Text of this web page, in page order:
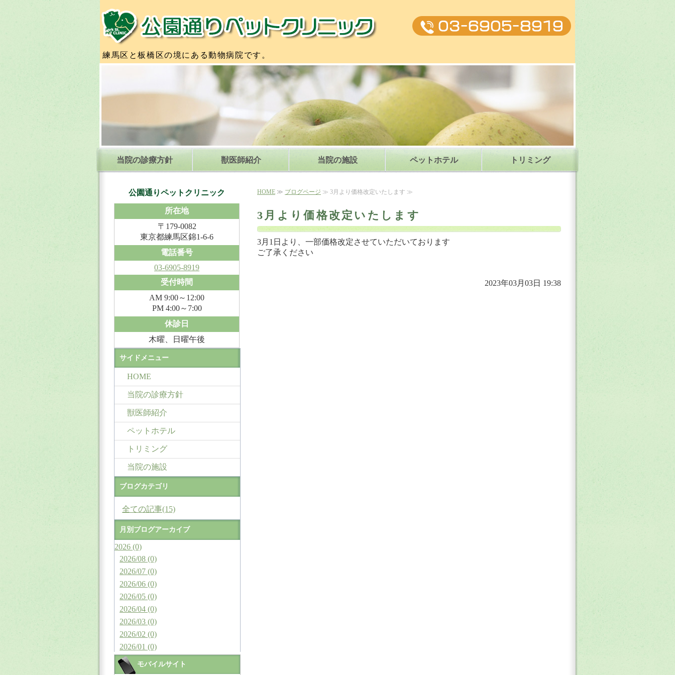
練馬区と板橋区の境にある動物病院です。
当院の診療方針 獣医師紹介 当院の施設 ペットホテル トリミング
HOME ≫ ブログページ ≫ 3月より価格改定いたします ≫
3月より価格改定いたします
3月1日より、一部価格改定させていただいております
ご了承ください
2023年03月03日 19:38
公園通りペットクリニック
所在地
〒179-0082
東京都練馬区錦1-6-6
電話番号
03-6905-8919
受付時間
AM 9:00～12:00
PM 4:00～7:00
休診日
木曜、日曜午後
サイドメニュー
HOME
当院の診療方針
獣医師紹介
ペットホテル
トリミング
当院の施設
ブログカテゴリ
全ての記事(15)
月別ブログアーカイブ
2026 (0)
2026/08 (0)
2026/07 (0)
2026/06 (0)
2026/05 (0)
2026/04 (0)
2026/03 (0)
2026/02 (0)
2026/01 (0)
モバイルサイト